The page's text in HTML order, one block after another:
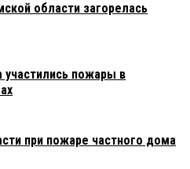
области загорелась
участились пожары в
при пожаре частного дома